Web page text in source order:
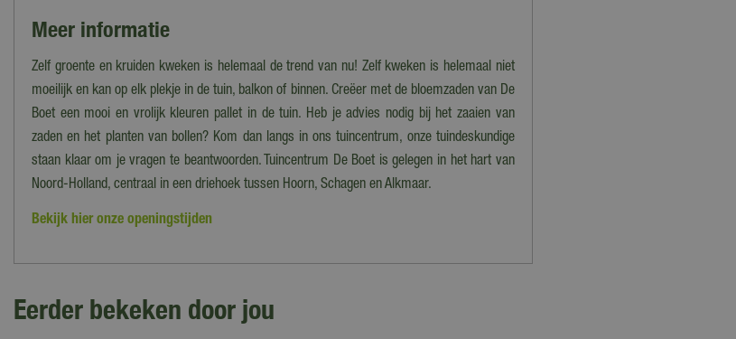
Meer informatie
Zelf groente en kruiden kweken is helemaal de trend van nu! Zelf kweken is helemaal niet
moeilijk en kan op elk plekje in de tuin, balkon of binnen. Creëer met de bloemzaden van De
Boet een mooi en vrolijk kleuren pallet in de tuin. Heb je advies nodig bij het zaaien van
zaden en het planten van bollen? Kom dan langs in ons tuincentrum, onze tuindeskundige
staan klaar om je vragen te beantwoorden. Tuincentrum De Boet is gelegen in het hart van
Noord-Holland, centraal in een driehoek tussen Hoorn, Schagen en Alkmaar.
Bekijk hier onze openingstijden
Eerder bekeken door jou